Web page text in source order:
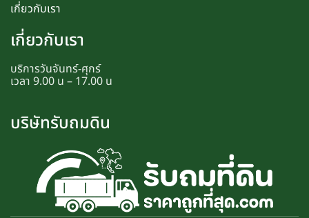
เกี่ยวกับเรา
เกี่ยวกับเรา
บริการวันจันทร์-ศุกร์
เวลา 9.00 น – 17.00 น
บริษัทรับถมดิน